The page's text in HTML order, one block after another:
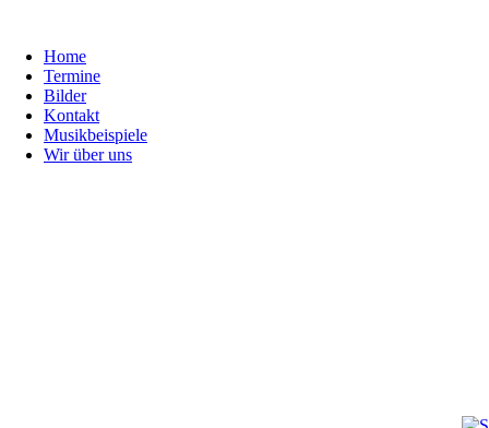
Home
Termine
Bilder
Kontakt
Musikbeispiele
Wir über uns